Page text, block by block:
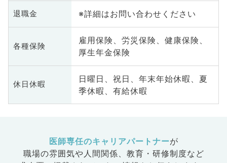
退職金 ※詳細はお問い合わせください
各種保険
雇用保険、労災保険、健康保険、
厚生年金保険
休日休暇
日曜日、祝日、年末年始休暇、夏
季休暇、有給休暇
医師専任のキャリアパートナーが
職場の雰囲気や人間関係、 教育・研修制度など